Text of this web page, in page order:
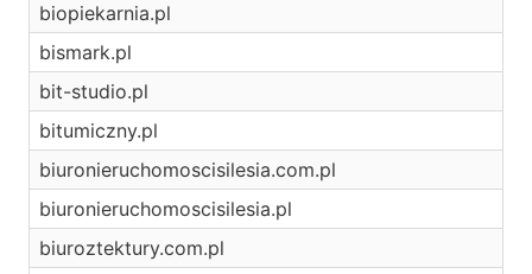
biopiekarnia.pl
bismark.pl
bit-studio.pl
bitumiczny.pl
biuronieruchomoscisilesia.com.pl
biuronieruchomoscisilesia.pl
biuroztektury.com.pl